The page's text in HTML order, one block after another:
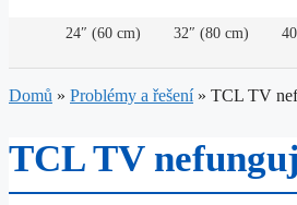
24″ (60 cm) 32″ (80 cm)
Domů » Problémy a řešení» TCL TV
TCL TV